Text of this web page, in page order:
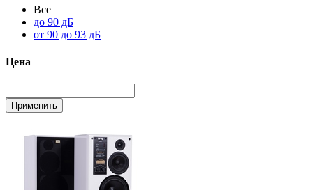
Все
до 90 дБ
от 90 до 93 дБ
Цена